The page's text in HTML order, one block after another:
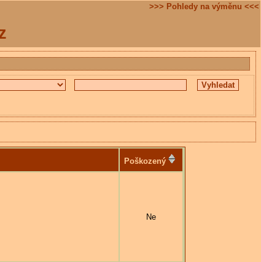
>>> Pohledy na výměnu <<<
Poškozený
Ne